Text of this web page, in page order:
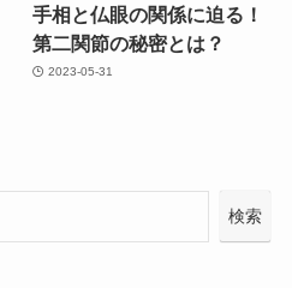
手相と仏眼の関係に迫る！
第二関節の秘密とは？
2023-05-31
検索